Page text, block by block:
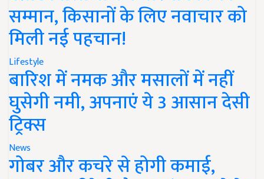
सम्मान, किसानों के लिए नवाचार को
मिली नई पहचान!
Lifestyle
बारिश में नमक और मसालों में नहीं
घुसेगी नमी, अपनाएं ये 3 आसान देसी
ट्रिक्स
News
गोबर और कचरे से होगी कमाई,